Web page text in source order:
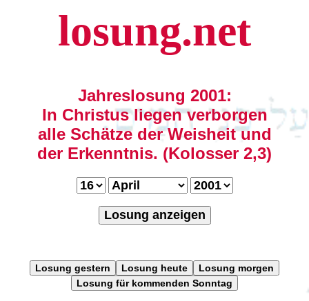
losung.net
Jahreslosung 2001:
In Christus liegen verborgen
alle Schätze der Weisheit und
der Erkenntnis. (Kolosser 2,3)
Losung anzeigen
Losung gestern Losung heute
Losung morgen
Losung für kommenden Sonntag